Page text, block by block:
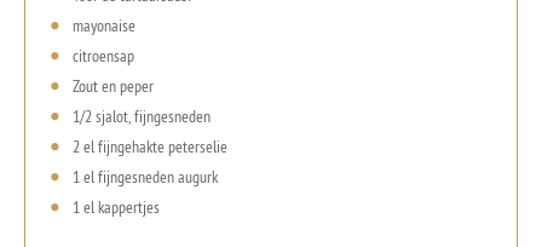
mayonaise
citroensap
Zout en peper
1/2 sjalot, fijngesneden
2 el fijngehakte peterselie
1 el fijngesneden augurk
1 el kappertjes